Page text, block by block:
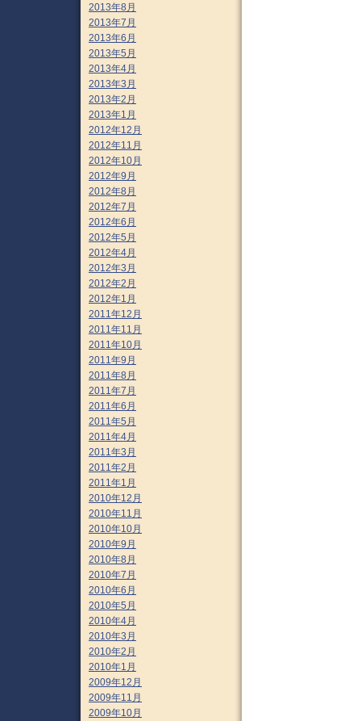
2013年8月
2013年7月
2013年6月
2013年5月
2013年4月
2013年3月
2013年2月
2013年1月
2012年12月
2012年11月
2012年10月
2012年9月
2012年8月
2012年7月
2012年6月
2012年5月
2012年4月
2012年3月
2012年2月
2012年1月
2011年12月
2011年11月
2011年10月
2011年9月
2011年8月
2011年7月
2011年6月
2011年5月
2011年4月
2011年3月
2011年2月
2011年1月
2010年12月
2010年11月
2010年10月
2010年9月
2010年8月
2010年7月
2010年6月
2010年5月
2010年4月
2010年3月
2010年2月
2010年1月
2009年12月
2009年11月
2009年10月